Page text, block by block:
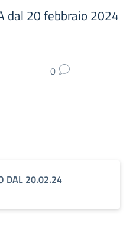
dal 20 febbraio 2024
0
DAL 20.02.24